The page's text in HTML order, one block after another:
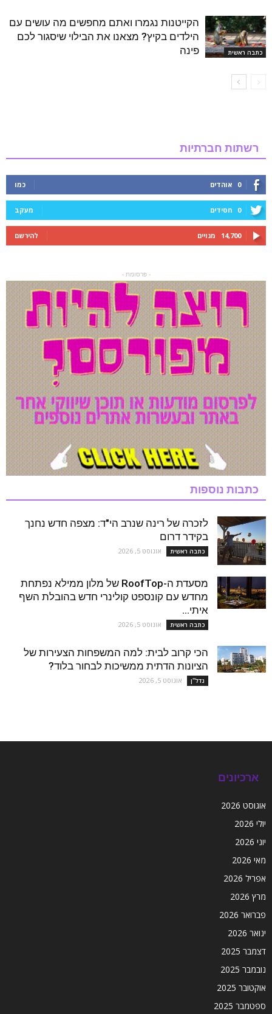
כתבה ראשית
הקייטנות נגמרו ואתם מחפשים מה עושים עם
הילדים בקיץ? מצאנו את הבילוי שיסגור לכם
פינה
רשתות חברתיות
0 אוהדים כמו
0 חסידים מעקב
14,700 מנויים להירשם
- פרסומת -
כתבות נוספות
לזכרה של רינה שנרב הי"ד: מצפה חדש נחנך
בקידר דרום
כתבה ראשית אוגוסט 5, 2026
מסעדת ה-RoofTop של מלון ממילא נפתחת
מחדש עם קונספט קולינרי חדש בהובלת השף
איתי...
כתבה ראשית אוגוסט 5, 2026
הכי קרוב לבית: למה המשפחות הצעירות של
הציונות הדתית ממשיכות לבחור בלוד?
נדל''ן אוגוסט 5, 2026
ארכיונים
אוגוסט 2026
יולי 2026
יוני 2026
מאי 2026
אפריל 2026
מרץ 2026
פברואר 2026
ינואר 2026
דצמבר 2025
נובמבר 2025
אוקטובר 2025
ספטמבר 2025